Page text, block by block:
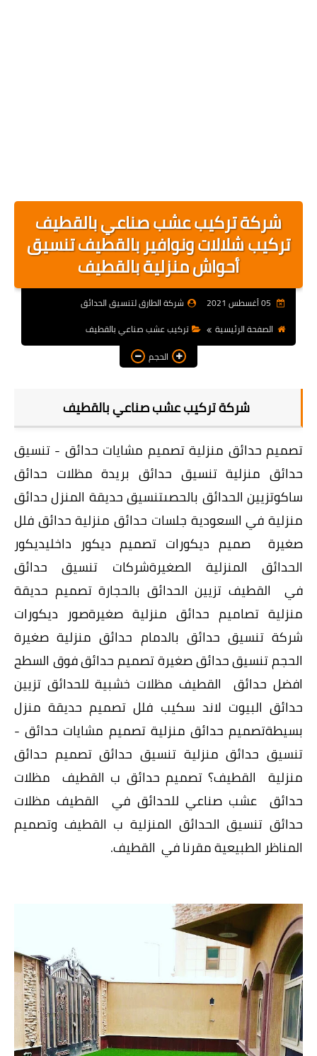
شركة تركيب عشب صناعي بالقطيف
تركيب شلالات ونوافير بالقطيف تنسيق
أحواش منزلية بالقطيف
شركة الطارق لتنسيق الحدائق
الصفحة الرئيسية
تركيب عشب صناعي بالقطيف
الحجم
شركة تركيب عشب صناعي بالقطيف
تصميم حدائق منزلية تصميم مشايات حدائق - تنسيق
حدائق منزلية تنسيق حدائق بريدة مظلات حدائق
ساكوتزيين الحدائق بالحصىتنسيق حديقة المنزل حدائق
منزلية في السعودية جلسات حدائق منزلية حدائق فلل
صغيرة صميم ديكورات تصميم ديكور داخليديكور
الحدائق المنزلية الصغيرةشركات تنسيق حدائق
في القطيف تزيين الحدائق بالحجارة تصميم حديقة
منزلية تصاميم حدائق منزلية صغيرةصور ديكورات
شركة تنسيق حدائق بالدمام حدائق منزلية صغيرة
الحجم تنسيق حدائق صغيرة تصميم حدائق فوق السطح
افضل حدائق القطيف مظلات خشبية للحدائق تزيين
حدائق البيوت لاند سكيب فلل تصميم حديقة منزل
بسيطةتصميم حدائق منزلية تصميم مشايات حدائق -
تنسيق حدائق منزلية تنسيق حدائق تصميم حدائق
منزلية القطيف؟ تصميم حدائق ب القطيف مظلات
حدائق عشب صناعي للحدائق في القطيف مظلات
حدائق تنسيق الحدائق المنزلية ب القطيف وتصميم
المناظر الطبيعية مقرنا في القطيف.